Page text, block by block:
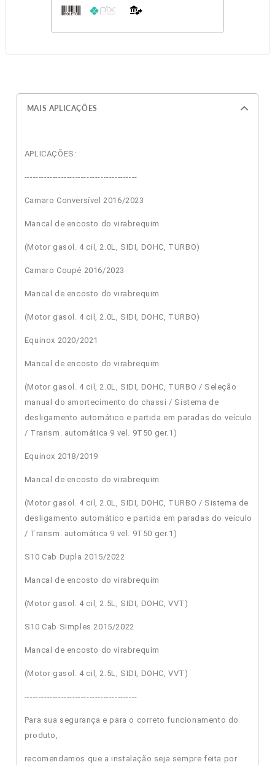
MAIS APLICAÇÕES
APLICAÇÕES:
----------------------------------------
Camaro Conversível 2016/2023
Mancal de encosto do virabrequim
(Motor gasol. 4 cil, 2.0L, SIDI, DOHC, TURBO)
Camaro Coupé 2016/2023
Mancal de encosto do virabrequim
(Motor gasol. 4 cil, 2.0L, SIDI, DOHC, TURBO)
Equinox 2020/2021
Mancal de encosto do virabrequim
(Motor gasol. 4 cil, 2.0L, SIDI, DOHC, TURBO / Seleção
manual do amortecimento do chassi / Sistema de
desligamento automático e partida em paradas do veículo
/ Transm. automática 9 vel. 9T50 ger.1)
Equinox 2018/2019
Mancal de encosto do virabrequim
(Motor gasol. 4 cil, 2.0L, SIDI, DOHC, TURBO / Sistema de
desligamento automático e partida em paradas do veículo
/ Transm. automática 9 vel. 9T50 ger.1)
S10 Cab Dupla 2015/2022
Mancal de encosto do virabrequim
(Motor gasol. 4 cil, 2.5L, SIDI, DOHC, VVT)
S10 Cab Simples 2015/2022
Mancal de encosto do virabrequim
(Motor gasol. 4 cil, 2.5L, SIDI, DOHC, VVT)
----------------------------------------
Para sua segurança e para o correto funcionamento do
produto,
recomendamos que a instalação seja sempre feita por